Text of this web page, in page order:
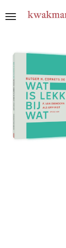
direct